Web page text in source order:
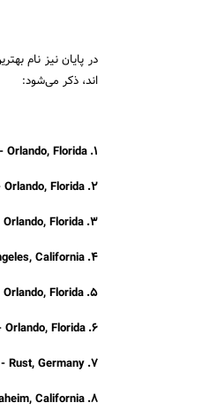
اند، ذکر می‌شود:
1. Universal's Islands of Adventure - Orlando, Florida
2. Discovery Cove - Orlando, Florida
3. Magic Kingdom - Orlando, Florida
4. Universal Studios Hollywood - Los Angeles, California
5. Disney's Hollywood Studios - Orlando, Florida
6. Universal Studios Florida - Orlando, Florida
7. Europa-Park - Rust, Germany
8. Disneyland Park - Anaheim, California